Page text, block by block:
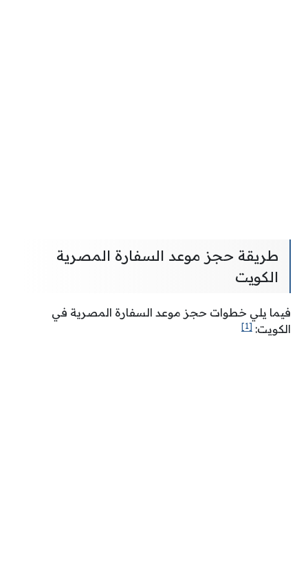
طريقة حجز موعد السفارة المصرية
الكويت
فيما يلي خطوات حجز موعد السفارة المصرية في
الكويت: [1]